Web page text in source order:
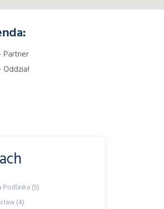
Partner
Oddział
Podlaska (5)
(4)